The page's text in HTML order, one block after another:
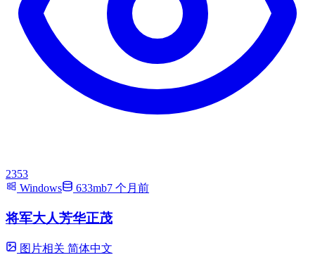
2353
Windows
633mb7 个月前
将军大人芳华正茂
图片相关 简体中文